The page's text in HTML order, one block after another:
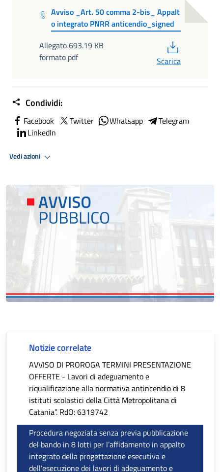
Avviso _Art. 50 comma 2-bis_ Appalt
o integrato PNRR anticendio_signed
Allegato 693.19 KB
formato pdf
Scarica
Condividi:
Facebook Twitter Whatsapp
Telegram
LinkedIn
Vedi azioni
Notizie correlate
AVVISO DI PROROGA TERMINI PRESENTAZIONE
OFFERTE - Lavori di adeguamento e
riqualificazione alla normativa antincendio di 8
istituti scolastici della Città Metropolitana di
Catania”. RdO: 6319742
Procedura negoziata senza previa pubblicazione
del bando in 8 lotti per l’affidamento in appalto
integrato della progettazione esecutiva e
dell’esecuzione dei lavori di adeguamento e